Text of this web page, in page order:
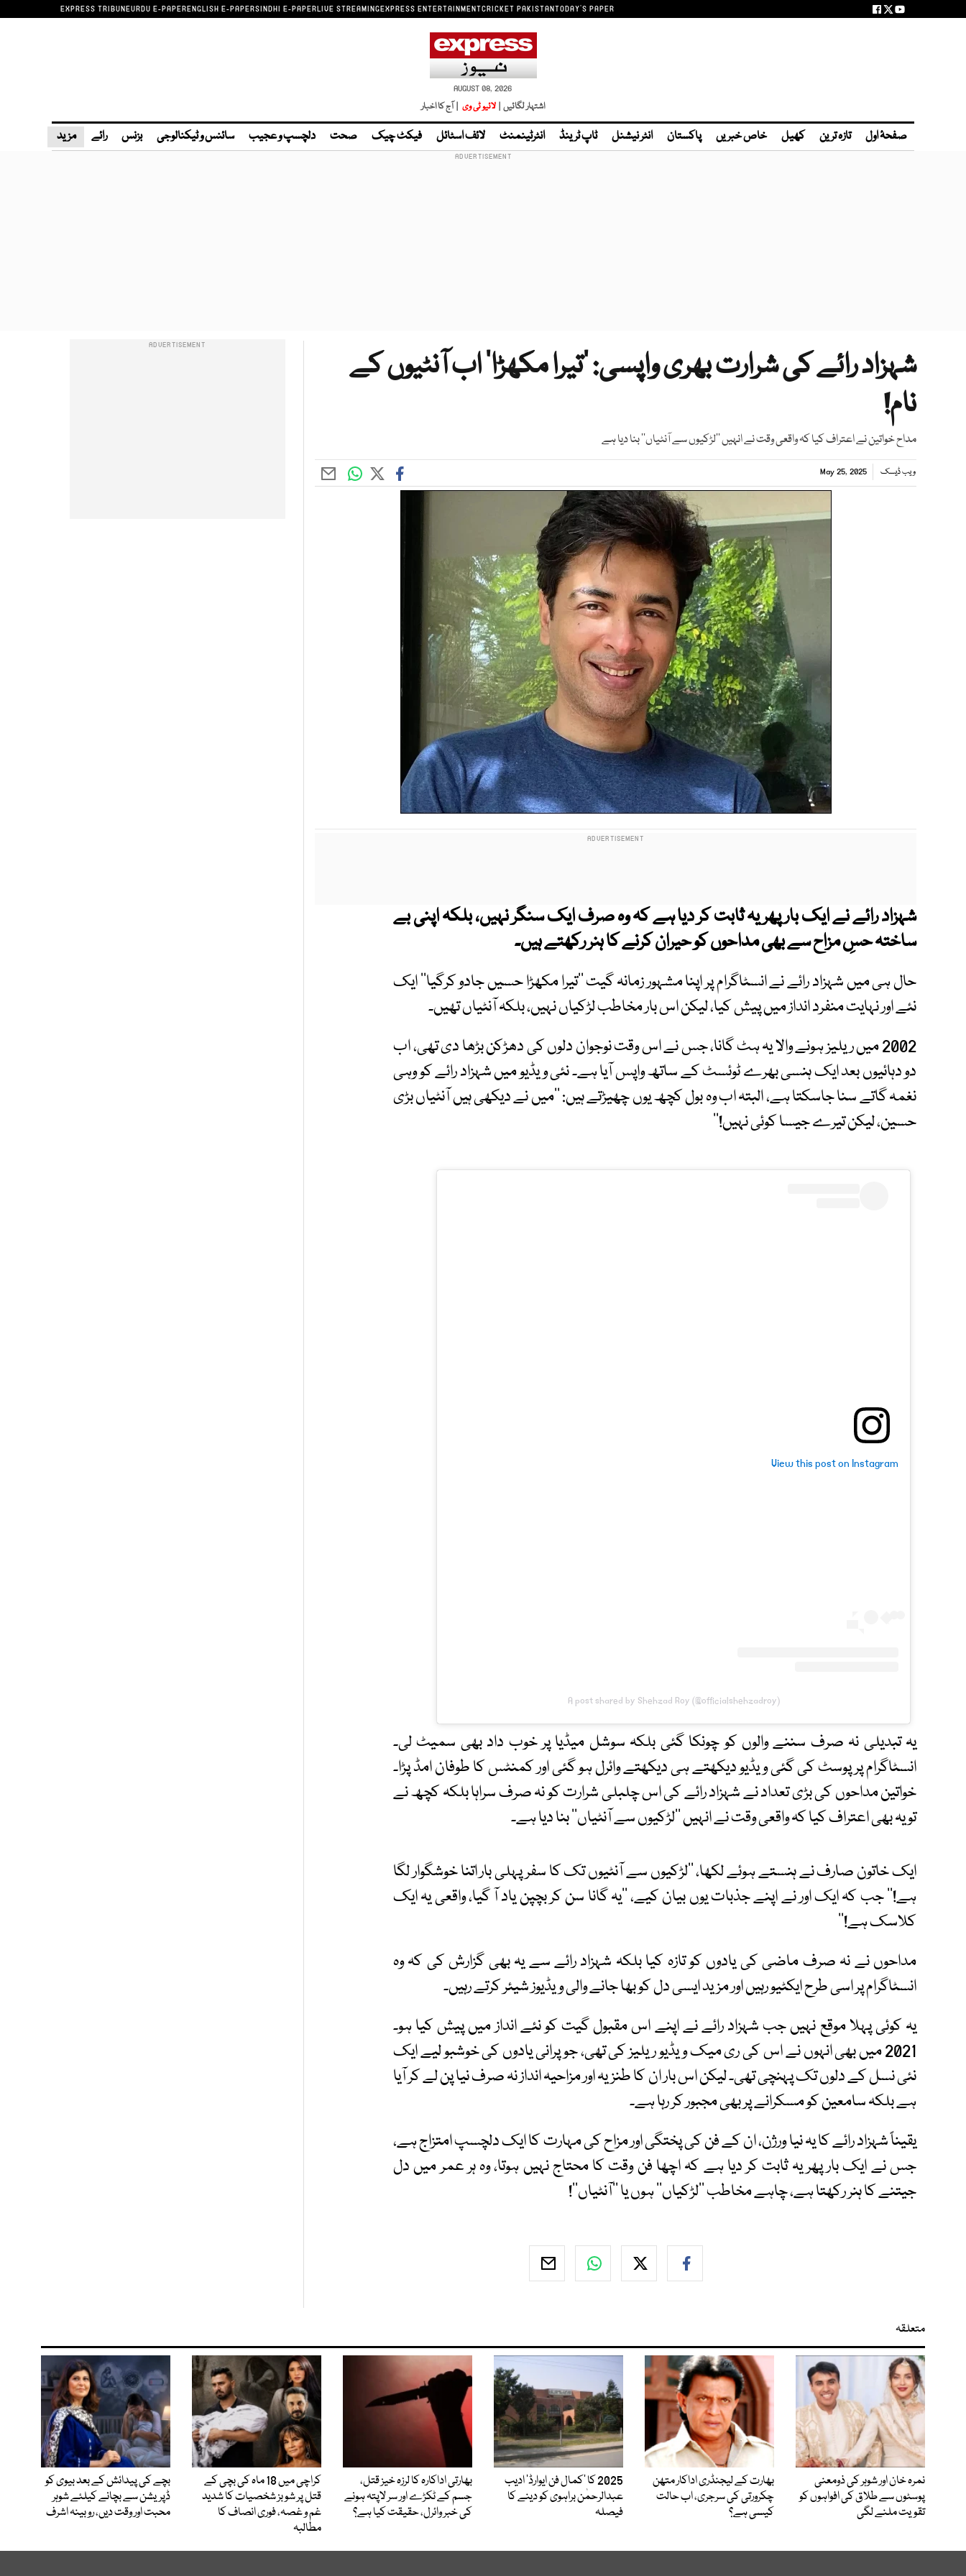
EXPRESS TRIBUNEURDU E-PAPERENGLISH E-PAPERSINDHI E-PAPERLIVE STREAMINGEXPRESS ENTERTAINMENTCRICKET PAKISTANTODAY'S PAPER
AUGUST 08, 2026
اشتہار لگائیں | لائیو ٹی وی | آج کا اخبار
صفحۂ اول تازہ ترین کھیل خاص خبریں پاکستان انٹر نیشنل ٹاپ ٹرینڈ انٹرٹینمنٹ لائف اسٹائل فیکٹ چیک صحت دلچسپ و عجیب سائنس و ٹیکنالوجی بزنس رائے مزید
شہزاد رائے کی شرارت بھری واپسی: ’تیرا مکھڑا‘ اب آنٹیوں کے
نام!
مداح خواتین نے اعتراف کیا کہ واقعی وقت نے انہیں ’’لڑکیوں سے آنٹیاں‘‘ بنا دیا ہے
ویب ڈیسک May 25, 2025
شہزاد رائے نے ایک بار پھر یہ ثابت کر دیا ہے کہ وہ صرف ایک سنگر نہیں، بلکہ اپنی بے
ساختہ حسِ مزاح سے بھی مداحوں کو حیران کرنے کا ہنر رکھتے ہیں۔
حال ہی میں شہزاد رائے نے انسٹاگرام پر اپنا مشہور زمانہ گیت ’’تیرا مکھڑا حسیں جادو کرگیا‘‘ ایک
نئے اور نہایت منفرد انداز میں پیش کیا، لیکن اس بار مخاطب لڑکیاں نہیں، بلکہ آنٹیاں تھیں۔
2002 میں ریلیز ہونے والا یہ ہٹ گانا، جس نے اس وقت نوجوان دلوں کی دھڑکن بڑھا دی تھی، اب
دو دہائیوں بعد ایک ہنسی بھرے ٹوئسٹ کے ساتھ واپس آیا ہے۔ نئی ویڈیو میں شہزاد رائے کو وہی
نغمہ گاتے سنا جاسکتا ہے، البتہ اب وہ بول کچھ یوں چھیڑتے ہیں: ’’میں نے دیکھی ہیں آنٹیاں بڑی
حسین، لیکن تیرے جیسا کوئی نہیں!‘‘
View this post on Instagram
A post shared by Shehzad Roy (@officialshehzadroy)
یہ تبدیلی نہ صرف سننے والوں کو چونکا گئی بلکہ سوشل میڈیا پر خوب داد بھی سمیٹ لی۔
انسٹاگرام پر پوسٹ کی گئی ویڈیو دیکھتے ہی دیکھتے وائرل ہو گئی اور کمنٹس کا طوفان امڈ پڑا۔
خواتین مداحوں کی بڑی تعداد نے شہزاد رائے کی اس چلبلی شرارت کو نہ صرف سراہا بلکہ کچھ نے
تو یہ بھی اعتراف کیا کہ واقعی وقت نے انہیں ’’لڑکیوں سے آنٹیاں‘‘ بنا دیا ہے۔
ایک خاتون صارف نے ہنستے ہوئے لکھا، ’’لڑکیوں سے آنٹیوں تک کا سفر پہلی بار اتنا خوشگوار لگا
ہے!‘‘ جب کہ ایک اور نے اپنے جذبات یوں بیان کیے، ’’یہ گانا سن کر بچپن یاد آ گیا، واقعی یہ ایک
کلاسک ہے!‘‘
مداحوں نے نہ صرف ماضی کی یادوں کو تازہ کیا بلکہ شہزاد رائے سے یہ بھی گزارش کی کہ وہ
انسٹاگرام پر اسی طرح ایکٹیو رہیں اور مزید ایسی دل کو بھا جانے والی ویڈیوز شیئر کرتے رہیں۔
یہ کوئی پہلا موقع نہیں جب شہزاد رائے نے اپنے اس مقبول گیت کو نئے انداز میں پیش کیا ہو۔
2021 میں بھی انہوں نے اس کی ری میک ویڈیو ریلیز کی تھی، جو پرانی یادوں کی خوشبو لیے ایک
نئی نسل کے دلوں تک پہنچی تھی۔ لیکن اس بار ان کا طنزیہ اور مزاحیہ انداز نہ صرف نیا پن لے کر آیا
ہے بلکہ سامعین کو مسکرانے پر بھی مجبور کر رہا ہے۔
یقیناً شہزاد رائے کا یہ نیا ورژن، ان کے فن کی پختگی اور مزاح کی مہارت کا ایک دلچسپ امتزاج ہے،
جس نے ایک بار پھر یہ ثابت کر دیا ہے کہ اچھا فن وقت کا محتاج نہیں ہوتا، وہ ہر عمر میں دل
جیتنے کا ہنر رکھتا ہے، چاہے مخاطب ’’لڑکیاں‘‘ ہوں یا ’’آنٹیاں‘‘!
متعلقہ
نمرہ خان اور شوہر کی ذومعنی
پوسٹوں سے طلاق کی افواہوں کو
تقویت ملنے لگی
بھارت کے لیجنڈری اداکار متھن
چکرورتی کی سرجری، اب حالت
کیسی ہے؟
2025 کا ’کمال فن ایوارڈ‘ ادیب
عبدالرحمٰن براہوی کو دینے کا
فیصلہ
بھارتی اداکارہ کا لرزہ خیز قتل،
جسم کے ٹکڑے اور سر لاپتہ ہونے
کی خبر وائرل، حقیقت کیا ہے؟
کراچی میں 18 ماہ کی بچی کے
قتل پر شوبز شخصیات کا شدید
غم و غصہ، فوری انصاف کا
مطالبہ
بچے کی پیدائش کے بعد بیوی کو
ڈپریشن سے بچانے کیلئے شوہر
محبت اور وقت دیں، روبینہ اشرف